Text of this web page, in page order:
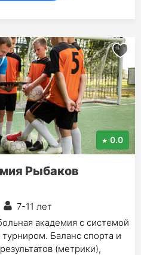
0.0
Рыбаков
7-11 лет
академия с системой
Баланс спорта и
(метрики),